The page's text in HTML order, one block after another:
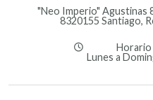
"Neo Imperio" Agustinas
8320155 Santiago,
Horario
Lunes a